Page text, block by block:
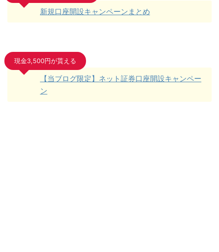
新規口座開設キャンペーンまとめ
現金3,500円が貰える
【当ブログ限定】ネット証券口座開設キャンペー
ン